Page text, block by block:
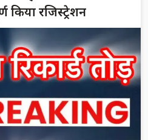
किया रजिस्ट्रेशन